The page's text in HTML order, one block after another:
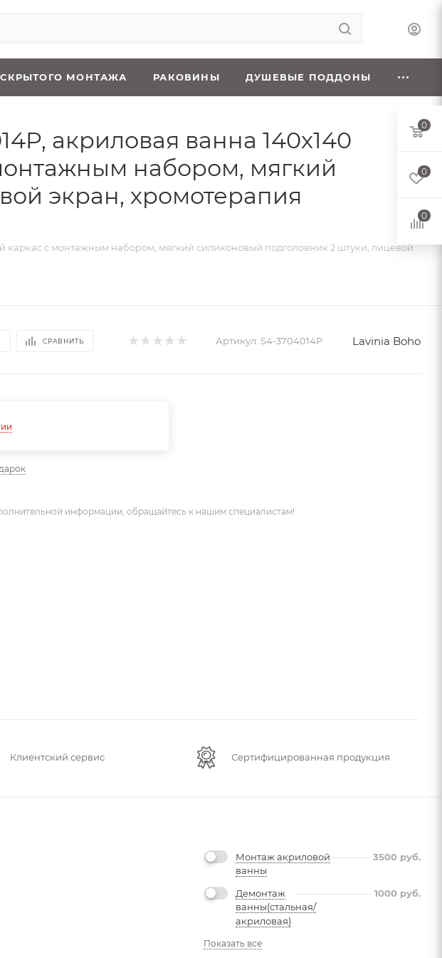
МОНТАЖА РАКОВИНЫ ДУШЕВЫЕ ПОДДОНЫ
акриловая ванна 140x140
набором, мягкий
экран, хромотерапия
каркас с монтажным набором, мягкий силиконовый подголовник 2 штуки, лицевой
СРАВНИТЬ Артикул: S4-3704014P Lavinia Boho
информации, обращайтесь к нашим специалистам!
Клиентский сервис Сертифицированная продукция
Монтаж акриловой
ванны
3500 руб.
Демонтаж
ванны(стальная/
акриловая)
1000 руб.
Показать все
0
0
0